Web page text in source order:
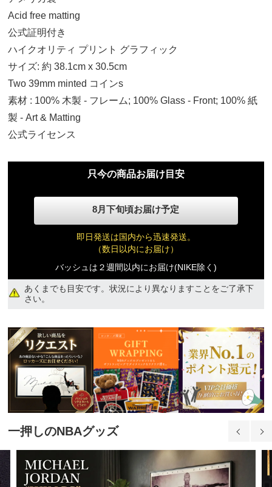
Acid free matting
公式証明付き
ハイクオリティ プリント グラフィック
サイズ: 約 38.1cm x 30.5cm
Two 39mm minted コインs
素材 : 100% 木製 - フレーム; 100% Glass - Front; 100% 紙
製 - Art & Matting
公式ライセンス
只今の商品お届け目安
8月下旬頃お届け予定
即日発送は国内から迅速発送。
（数日以内にお届け）
バッシュは２週間以内にお届け(NIKE除く)
あくまでも目安です。状況により異なりますことをご了承下
さい。
一押しのNBAグッズ
No Size